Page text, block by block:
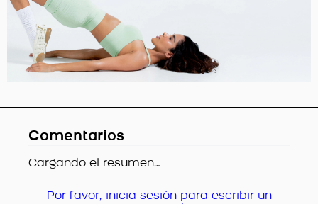
Comentarios
Cargando el resumen…
Por favor, inicia sesión para escribir un